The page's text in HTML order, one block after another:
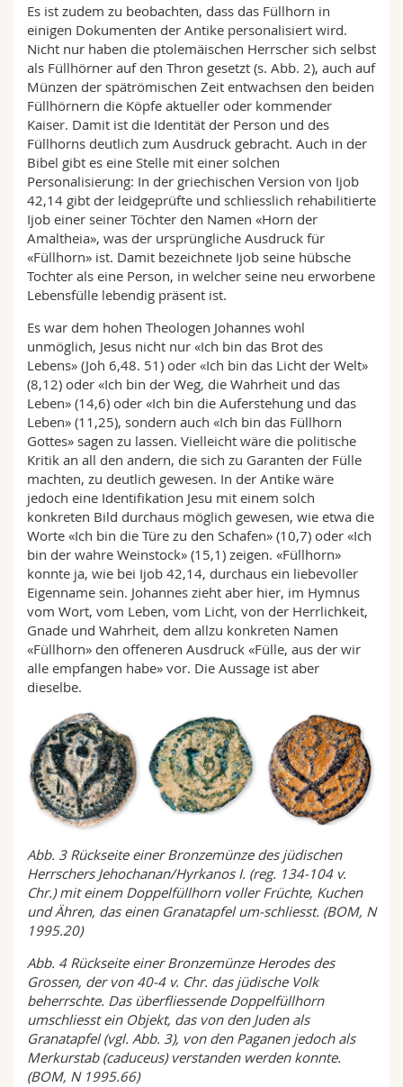
Es ist zudem zu beobachten, dass das Füllhorn in
einigen Dokumenten der Antike personalisiert wird.
Nicht nur haben die ptolemäischen Herrscher sich selbst
als Füllhörner auf den Thron gesetzt (s. Abb. 2), auch auf
Münzen der spätrömischen Zeit entwachsen den beiden
Füllhörnern die Köpfe aktueller oder kommender
Kaiser. Damit ist die Identität der Person und des
Füllhorns deutlich zum Ausdruck gebracht. Auch in der
Bibel gibt es eine Stelle mit einer solchen
Personalisierung: In der griechischen Version von Ijob
42,14 gibt der leidgeprüfte und schliesslich rehabilitierte
Ijob einer seiner Töchter den Namen «Horn der
Amaltheia», was der ursprüngliche Ausdruck für
«Füllhorn» ist. Damit bezeichnete Ijob seine hübsche
Tochter als eine Person, in welcher seine neu erworbene
Lebensfülle lebendig präsent ist.
Es war dem hohen Theologen Johannes wohl
unmöglich, Jesus nicht nur «Ich bin das Brot des
Lebens» (Joh 6,48. 51) oder «Ich bin das Licht der Welt»
(8,12) oder «Ich bin der Weg, die Wahrheit und das
Leben» (14,6) oder «Ich bin die Auferstehung und das
Leben» (11,25), sondern auch «Ich bin das Füllhorn
Gottes» sagen zu lassen. Vielleicht wäre die politische
Kritik an all den andern, die sich zu Garanten der Fülle
machten, zu deutlich gewesen. In der Antike wäre
jedoch eine Identifikation Jesu mit einem solch
konkreten Bild durchaus möglich gewesen, wie etwa die
Worte «Ich bin die Türe zu den Schafen» (10,7) oder «Ich
bin der wahre Weinstock» (15,1) zeigen. «Füllhorn»
konnte ja, wie bei Ijob 42,14, durchaus ein liebevoller
Eigenname sein. Johannes zieht aber hier, im Hymnus
vom Wort, vom Leben, vom Licht, von der Herrlichkeit,
Gnade und Wahrheit, dem allzu konkreten Namen
«Füllhorn» den offeneren Ausdruck «Fülle, aus der wir
alle empfangen habe» vor. Die Aussage ist aber
dieselbe.
Abb. 3 Rückseite einer Bronzemünze des jüdischen
Herrschers Jehochanan/Hyrkanos I. (reg. 134-104 v.
Chr.) mit einem Doppelfüllhorn voller Früchte, Kuchen
und Ähren, das einen Granatapfel um-schliesst. (BOM, N
1995.20)
Abb. 4 Rückseite einer Bronzemünze Herodes des
Grossen, der von 40-4 v. Chr. das jüdische Volk
beherrschte. Das überfliessende Doppelfüllhorn
umschliesst ein Objekt, das von den Juden als
Granatapfel (vgl. Abb. 3), von den Paganen jedoch als
Merkurstab (caduceus) verstanden werden konnte.
(BOM, N 1995.66)